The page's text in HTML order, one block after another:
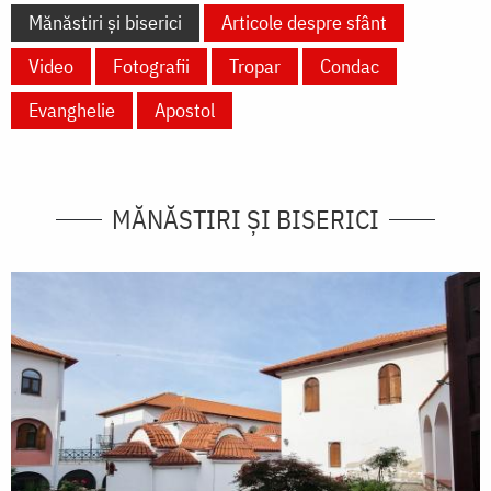
Mănăstiri și biserici
Articole despre sfânt
Video
Fotografii Tropar
Condac
Evanghelie
Apostol
MĂNĂSTIRI ȘI BISERICI